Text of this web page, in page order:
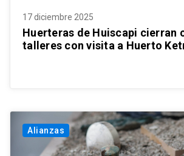
17 diciembre 2025
Huerteras de Huiscapi cierran
talleres con visita a Huerto
Alianzas